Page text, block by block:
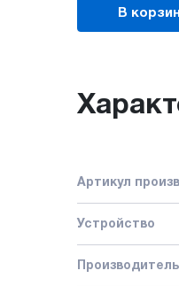
В
Артикул
Устройство
Производитель